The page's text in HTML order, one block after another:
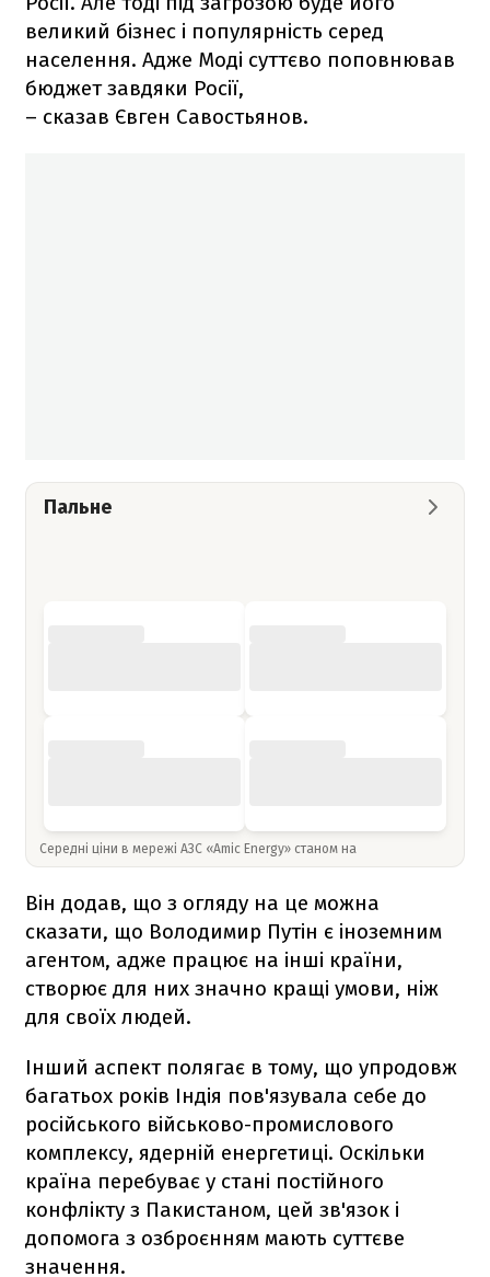
великий бізнес і популярність серед
населення. Адже Моді суттєво поповнював
бюджет завдяки Росії,
– сказав Євген Савостьянов.
Пальне
Середні ціни в мережі АЗС «Amic Energy» станом на
Він додав, що з огляду на це можна
сказати, що Володимир Путін є іноземним
агентом, адже працює на інші країни,
створює для них значно кращі умови, ніж
для своїх людей.
Інший аспект полягає в тому, що упродовж
багатьох років Індія пов'язувала себе до
російського військово-промислового
комплексу, ядерній енергетиці. Оскільки
країна перебуває у стані постійного
конфлікту з Пакистаном, цей зв'язок і
допомога з озброєнням мають суттєве
значення.